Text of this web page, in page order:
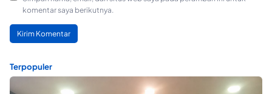
komentar saya berikutnya.
Terpopuler